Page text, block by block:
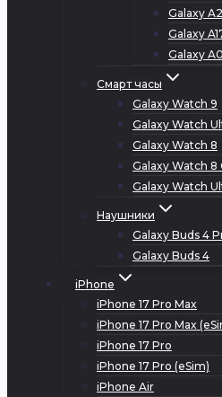
Galaxy
Galaxy
Galaxy
Смарт часы
Galaxy Watch 9
Galaxy Watch
Galaxy Watch 8
Galaxy Watch 8
Galaxy Watch
Наушники
Galaxy Buds 4
Galaxy Buds 4
iPhone
iPhone 17 Pro Max
iPhone 17 Pro Max
iPhone 17 Pro
iPhone 17 Pro (eSim)
iPhone Air